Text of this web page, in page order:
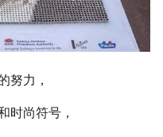
努力，
时尚符号，